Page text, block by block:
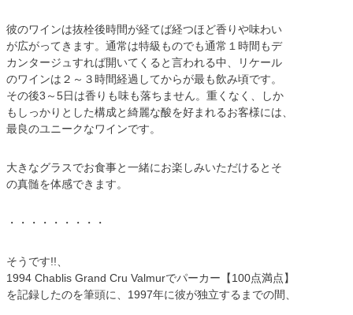
彼のワインは抜栓後時間が経てば経つほど香りや味わい
が広がってきます。通常は特級ものでも通常１時間もデ
カンタージュすれば開いてくると言われる中、リケール
のワインは２～３時間経過してからが最も飲み頃です。
その後3～5日は香りも味も落ちません。重くなく、しか
もしっかりとした構成と綺麗な酸を好まれるお客様には、
最良のユニークなワインです。
大きなグラスでお食事と一緒にお楽しみいただけるとそ
の真髄を体感できます。
・・・・・・・・・
そうです!!、
1994 Chablis Grand Cru Valmurでパーカー【100点満点】
を記録したのを筆頭に、1997年に彼が独立するまでの間、